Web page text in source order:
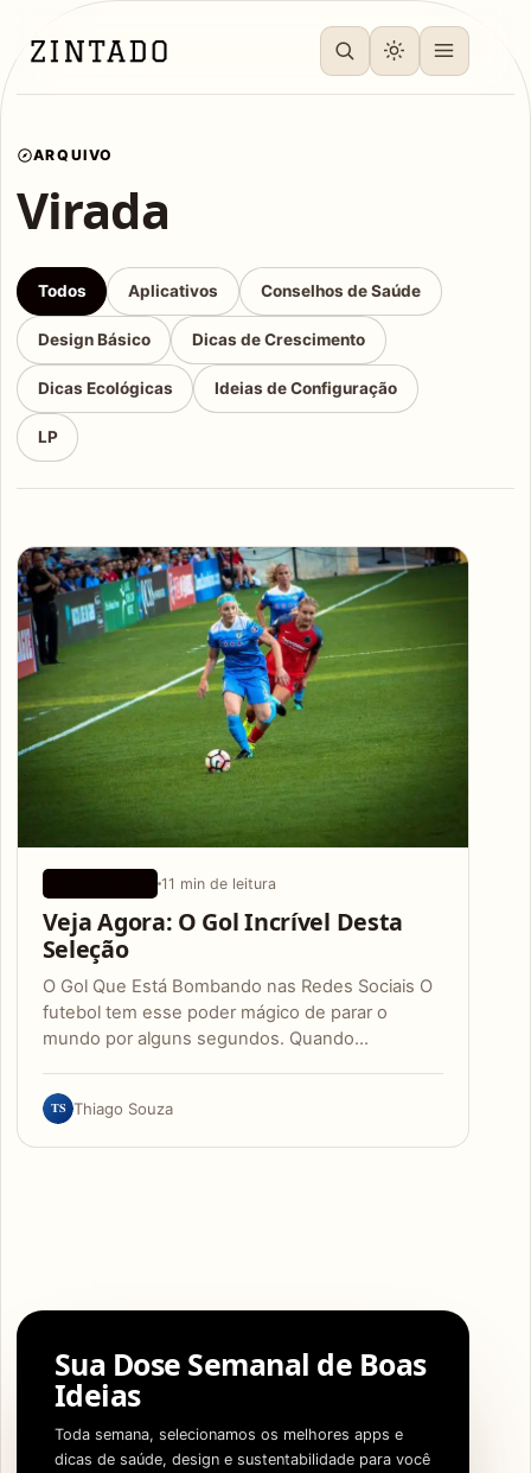
ARQUIVO
Virada
Todos Aplicativos Conselhos de Saúde
Design Básico Dicas de Crescimento
Dicas Ecológicas Ideias de Configuração
LP
Articles
11 min de leitura
Veja Agora: O Gol Incrível Desta
Seleção
O Gol Que Está Bombando nas Redes Sociais O
futebol tem esse poder mágico de parar o
mundo por alguns segundos. Quando…
TS Thiago Souza
Sua Dose Semanal de Boas
Ideias
Toda semana, selecionamos os melhores apps e
dicas de saúde, design e sustentabilidade para você